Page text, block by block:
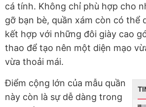
cá tính. Không chỉ phù hợp cho
gỡ bạn bè, quần xám còn có thể
kết hợp với những đôi giày cao
thao để tạo nên một diện mạo
vừa thoải mái.
Điểm cộng lớn của mẫu quần
này còn là sự dễ dàng trong